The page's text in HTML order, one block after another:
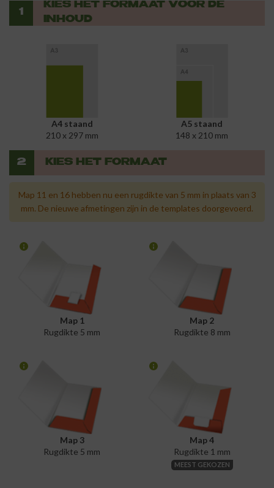
1
KIES HET FORMAAT VOOR DE
INHOUD
A4 staand
210 x 297 mm
A5 staand
148 x 210 mm
2 KIES HET FORMAAT
Map 11 en 16 hebben nu een rugdikte van 5 mm in plaats van 3
mm. De nieuwe afmetingen zijn in de templates doorgevoerd.
Map 1
Rugdikte 5 mm
Map 2
Rugdikte 8 mm
Map 3
Rugdikte 5 mm
Map 4
Rugdikte 1 mm
MEEST GEKOZEN